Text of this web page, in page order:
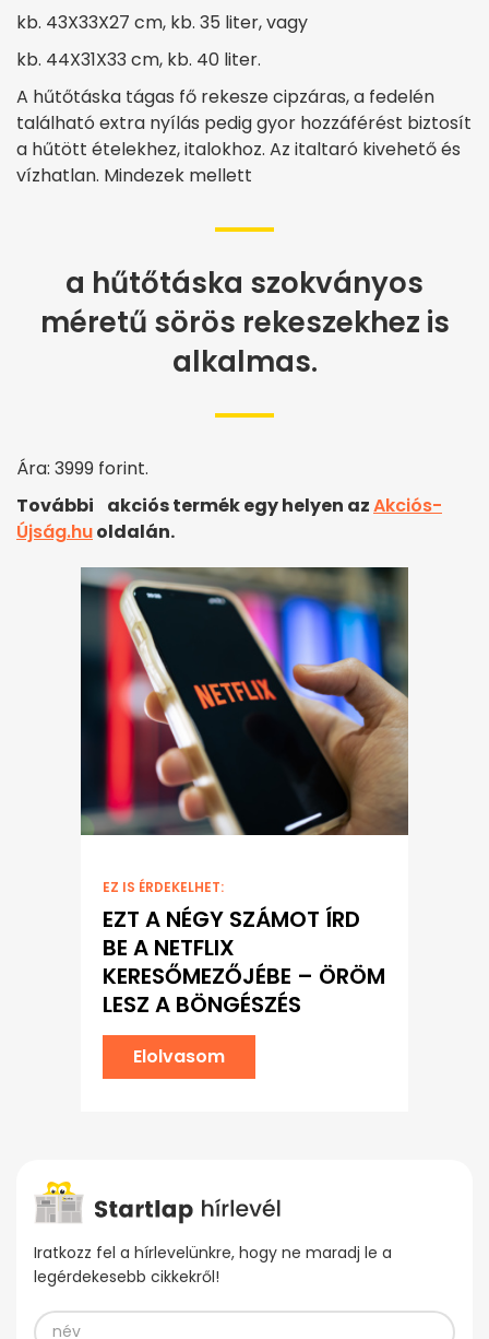
kb. 43X33X27 cm, kb. 35 liter, vagy
kb. 44X31X33 cm, kb. 40 liter.
A hűtőtáska tágas fő rekesze cipzáras, a fedelén
található extra nyílás pedig gyor hozzáférést biztosít
a hűtött ételekhez, italokhoz. Az italtaró kivehető és
vízhatlan. Mindezek mellett
a hűtőtáska szokványos
méretű sörös rekeszekhez is
alkalmas.
Ára: 3999 forint.
További akciós termék egy helyen azAkciós-
Újság.huoldalán.
EZ IS ÉRDEKELHET:
EZT A NÉGY SZÁMOT ÍRD
BE A NETFLIX
KERESŐMEZŐJÉBE – ÖRÖM
LESZ A BÖNGÉSZÉS
Elolvasom
Iratkozz fel a hírlevelünkre, hogy ne maradj le a
legérdekesebb cikkekről!